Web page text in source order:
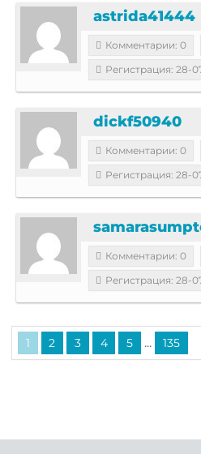
astrida41444
Комментарии: 0
Регистрация: 28-
dickf50940
Комментарии: 0
Регистрация: 28-
Комментарии: 0
Регистрация: 28-
1 2 3 4 5 ... 135